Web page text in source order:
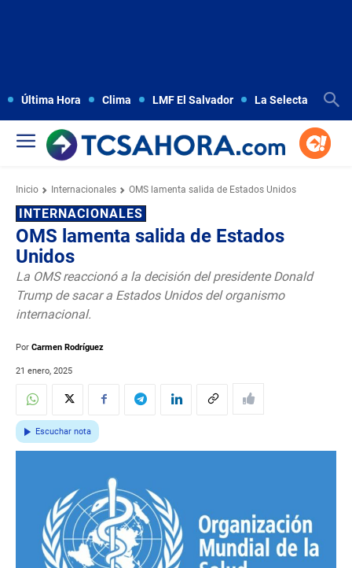
Última Hora Clima LMF El Salvador La Selecta
Inicio Internacionales OMS lamenta salida de Estados Unidos
INTERNACIONALES
OMS lamenta salida de Estados
Unidos
La OMS reaccionó a la decisión del presidente Donald
Trump de sacar a Estados Unidos del organismo
internacional.
Por Carmen Rodríguez
21 enero, 2025
Escuchar nota